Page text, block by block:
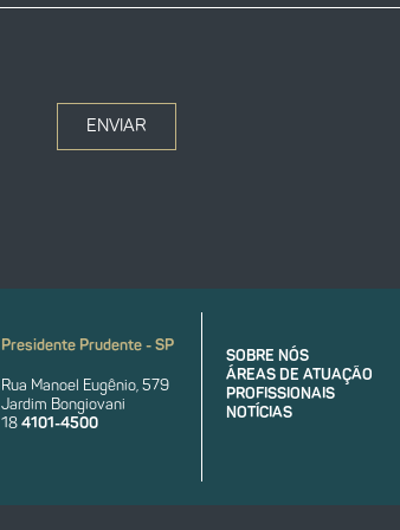
ENVIAR
Presidente Prudente - SP
Rua Manoel Eugênio, 579
Jardim Bongiovani
18 4101-4500
SOBRE NÓS
ÁREAS DE ATUAÇÃO
PROFISSIONAIS
NOTÍCIAS